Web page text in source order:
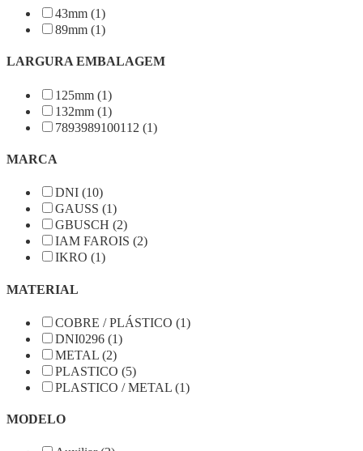
43mm (1)
89mm (1)
LARGURA EMBALAGEM
125mm (1)
132mm (1)
7893989100112 (1)
MARCA
DNI (10)
GAUSS (1)
GBUSCH (2)
IAM FAROIS (2)
IKRO (1)
MATERIAL
COBRE / PLÁSTICO (1)
DNI0296 (1)
METAL (2)
PLASTICO (5)
PLASTICO / METAL (1)
MODELO